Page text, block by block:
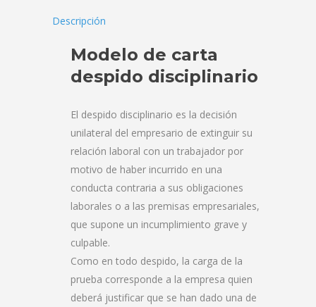
Descripción
Modelo de carta
despido disciplinario
El despido disciplinario es la decisión
unilateral del empresario de extinguir su
relación laboral con un trabajador por
motivo de haber incurrido en una
conducta contraria a sus obligaciones
laborales o a las premisas empresariales,
que supone un incumplimiento grave y
culpable.
Como en todo despido, la carga de la
prueba corresponde a la empresa quien
deberá justificar que se han dado una de